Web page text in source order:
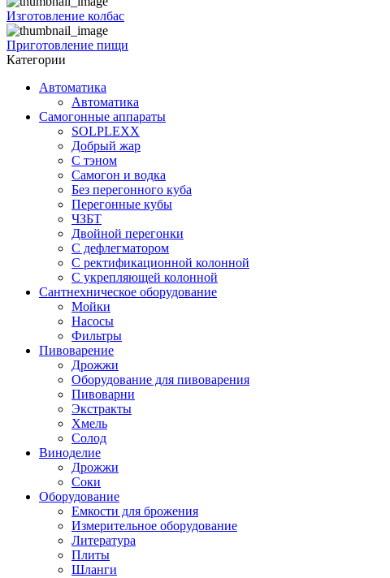
Изготовление колбас
Приготовление пищи
Категории
Автоматика
Автоматика
Самогонные аппараты
SOLPLEXX
Добрый жар
С тэном
Самогон и водка
Без перегонного куба
Перегонные кубы
ЧЗБТ
Двойной перегонки
С дефлегматором
С ректификационной колонной
С укрепляющей колонной
Сантнехническое оборудование
Мойки
Насосы
Фильтры
Пивоварение
Дрожжи
Оборудование для пивоварения
Пивоварни
Экстракты
Хмель
Солод
Виноделие
Дрожжи
Соки
Оборудование
Емкости для брожения
Измерительное оборудование
Литература
Плиты
Шланги